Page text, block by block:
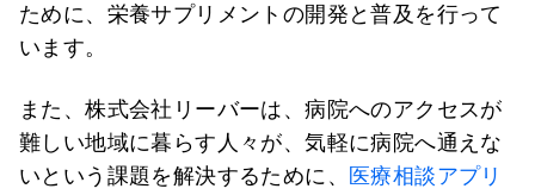
ために、栄養サプリメントの開発と普及を行って
います。
また、株式会社リーバーは、病院へのアクセスが
難しい地域に暮らす人々が、気軽に病院へ通えな
いという課題を解決するために、 医療相談アプリ